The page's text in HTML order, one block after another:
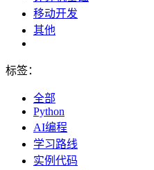
移动开发
其他
标签：
全部
Python
AI编程
学习路线
实例代码